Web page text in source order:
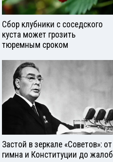
Сбор клубники с соседского
куста может грозить
тюремным сроком
Застой в зеркале «Советов»: от
гимна и Конституции до жалоб